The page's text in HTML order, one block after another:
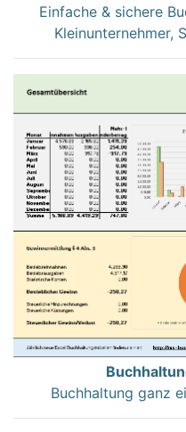
Einfache & sichere
Kleinunternehmer,
Buchhaltung ganz